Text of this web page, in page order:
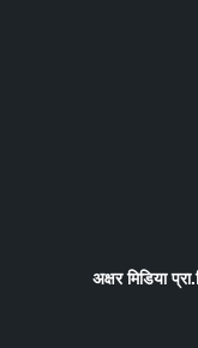
अक्षर मिडिया